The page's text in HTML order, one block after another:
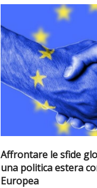
Affrontare le sfide
una politica estera
Europea